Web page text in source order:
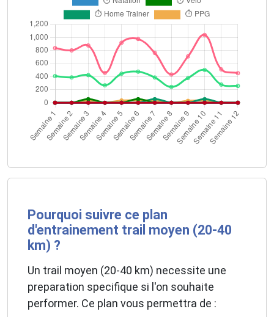
Pourquoi suivre ce plan
d'entrainement trail moyen (20-40
km) ?
Un trail moyen (20-40 km) necessite une
preparation specifique si l'on souhaite
performer. Ce plan vous permettra de :